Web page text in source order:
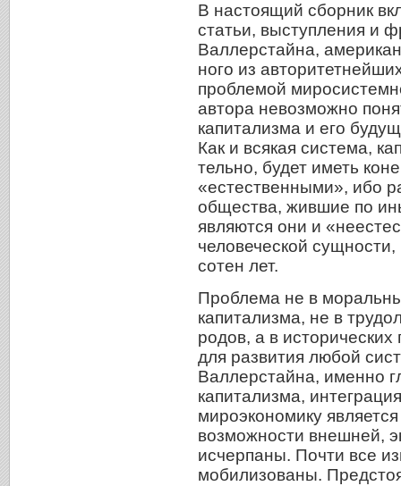
В настоящий сборник
статьи, выступления и
Валлерстайна,
ного из
проблемой
автора невозможно
капитализма и его
Как и всякая система,
тельно, будет иметь
«естественны­ми», ибо
общества, жившие по
являются они и
человеческой
сотен лет.
Проблема не в
капитализма, не в
родов, а в
для развития любой
Валлерстайна, именно
капитализма,
мироэкономику
возможности внешней,
исчерпаны. Почти все
мобилизованы.